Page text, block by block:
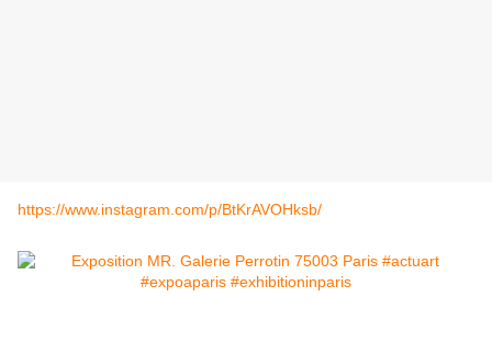
https://www.instagram.com/p/BtKrAVOHksb/